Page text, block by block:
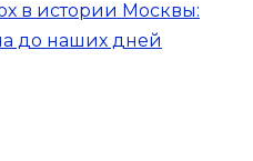
в истории Москвы:
до наших дней